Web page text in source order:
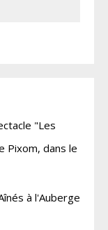
"Les
Pixom, dans le
à l'Auberge